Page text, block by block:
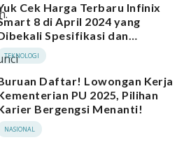
Cek Harga Terbaru Infinix
8 di April 2024 yang
Spesifikasi dan
Menarik
TEKNOLOGI
Daftar! Lowongan Kerja
PU 2025, Pilihan
Bergengsi Menanti!
NASIONAL